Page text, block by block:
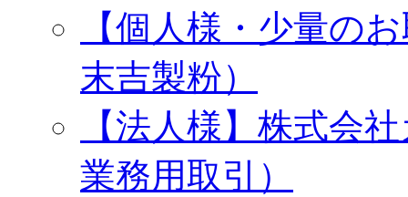
【個人様・少量の
末吉製粉）
【法人様】株式会
業務用取引）